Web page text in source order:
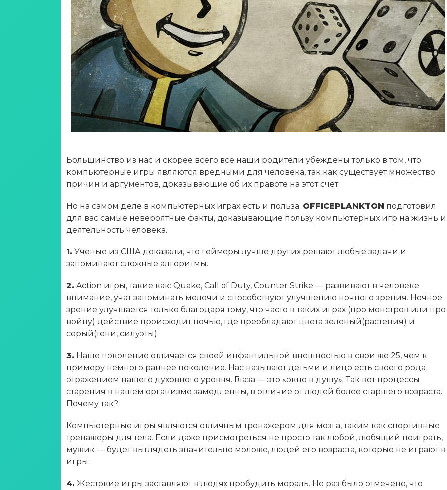
Большинство из нас и скорее всего все наши родители убеждены только в том, что
компьютерные игры являются вредными для человека, так как существует множество
причин и аргументов, доказывающие об их правоте на этот счет.
Но на самом деле в компьютерных играх есть и польза. OFFICEPLANKTON подготовил
для вас самые невероятные факты, доказывающие пользу компьютерных игр на жизнь и
деятельность человека.
1. Ученые из США доказали, что геймеры лучше других решают любые задачи и
запоминают сложные алгоритмы.
2. Action игры, такие как: Quake, Call of Duty, Counter Strike — развивают в человеке
внимание, учат запоминать мелочи и способствуют улучшению ночного зрения. Ночное
зрение улучшается только благодаря тому, что часто в таких играх (про монстров или про
войну) действие происходит ночью, где преобладают цвета зеленый(растения) и
серый(тени, силуэты).
3. Наше поколение отличается своей инфантильной внешностью в свои же 25, чем к
примеру немного раннее поколение. Нас называют детьми и лицо есть своего рода
отражением нашего духовного уровня. Глаза — это «окно в душу». Так вот процессы
старения в нашем организме замедленны, в отличие от людей более старшего возраста.
Почему так?
Компьютерные игры являются отличным тренажером для мозга, таким как спортивные
тренажеры для тела. Если даже присмотреться не просто так любой, любящий поиграть,
мужик — будет выглядеть значительно моложе, людей его возраста, которые не играют в
игры.
4. Жестокие игры заставляют в людях пробудить мораль. Не раз было отмечено, что